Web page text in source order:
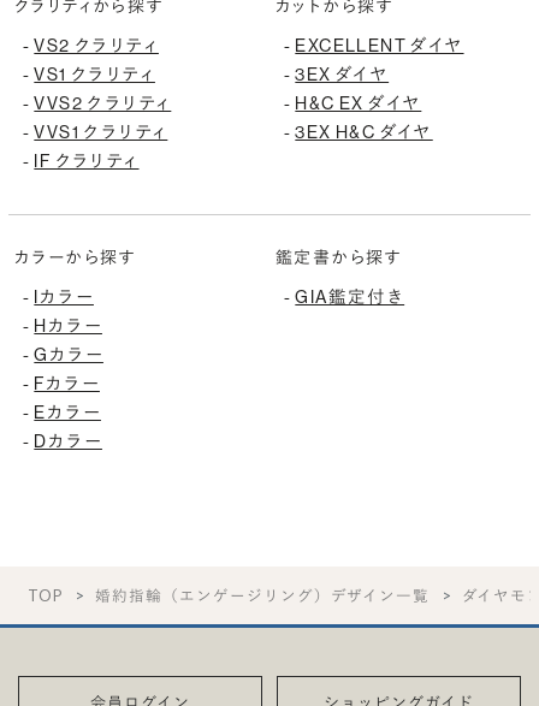
クラリティから探す
-VS2 クラリティ
-VS1 クラリティ
-VVS2 クラリティ
-VVS1 クラリティ
- IF クラリティ
カットから探す
- EXCELLENT ダイヤ
-3EX ダイヤ
- H&C EX ダイヤ
-3EX H&C ダイヤ
カラーから探す
- Iカラー
- Hカラー
-Gカラー
- Fカラー
- Eカラー
- Dカラー
鑑定書から探す
-GIA鑑定付き
TOP 婚約指輪（エンゲージリング）デザイン一覧 ダイヤモ